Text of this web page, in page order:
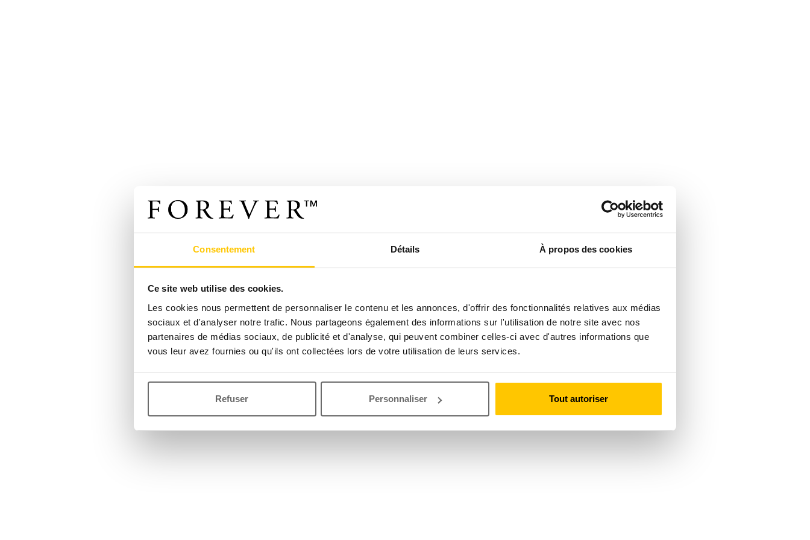
Consentement Détails À propos des cookies
Ce site web utilise des cookies.
Les cookies nous permettent de personnaliser le contenu et les annonces, d'offrir des fonctionnalités relatives aux médias
sociaux et d'analyser notre trafic. Nous partageons également des informations sur l'utilisation de notre site avec nos
partenaires de médias sociaux, de publicité et d'analyse, qui peuvent combiner celles-ci avec d'autres informations que
vous leur avez fournies ou qu'ils ont collectées lors de votre utilisation de leurs services.
Refuser Personnaliser Tout autoriser